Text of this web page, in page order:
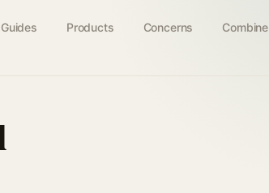
Guides Products Concerns Combine